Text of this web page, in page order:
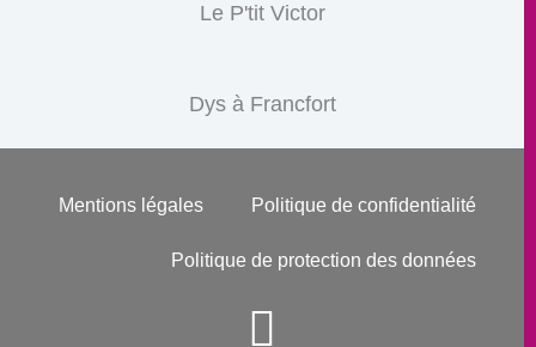
Le P'tit Victor
Dys à Francfort
Mentions légales Politique de confidentialité
Politique de protection des données